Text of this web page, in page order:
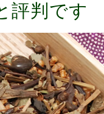
評判です